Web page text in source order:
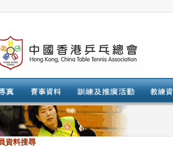
資料搜尋